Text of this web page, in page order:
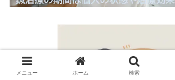
メニュー ホーム 検索